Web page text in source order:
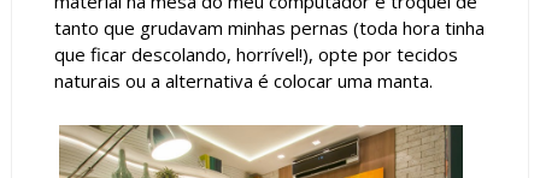
tanto que grudavam minhas pernas (toda hora tinha
que ficar descolando, horrível!), opte por tecidos
naturais ou a alternativa é colocar uma manta.